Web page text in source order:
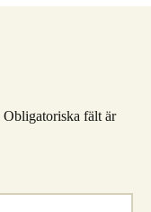
Obligatoriska fält är